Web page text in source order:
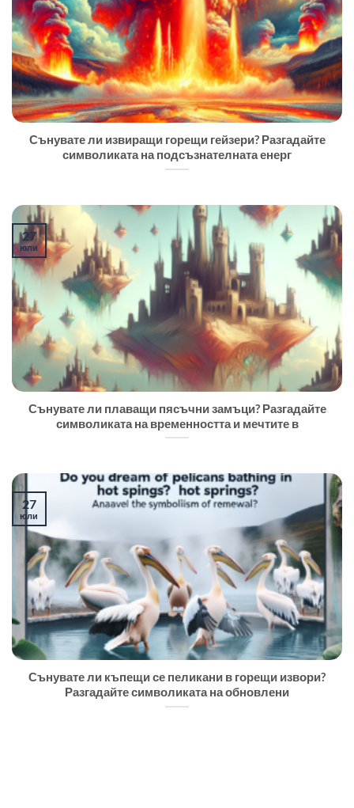
Сънувате ли извиращи горещи гейзери? Разгадайте
символиката на подсъзнателната енерг
Сънувате ли плаващи пясъчни замъци? Разгадайте
символиката на временността и мечтите в
27
юли
Сънувате ли къпещи се пеликани в горещи извори?
Разгадайте символиката на обновлени
27
юли